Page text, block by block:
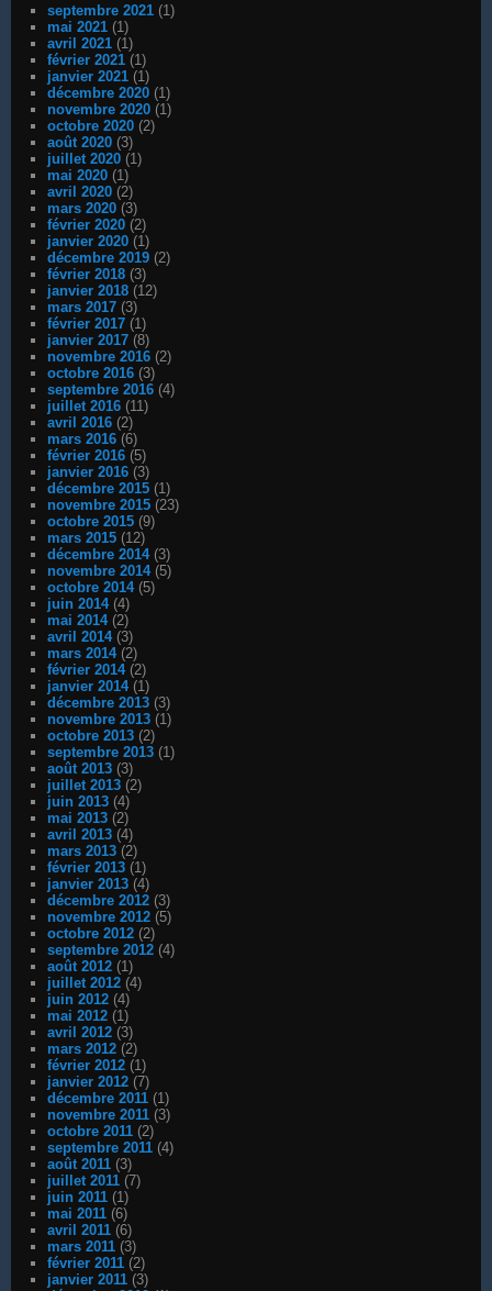
septembre 2021(1)
mai 2021(1)
avril 2021(1)
février 2021(1)
janvier 2021(1)
décembre 2020(1)
novembre 2020(1)
octobre 2020(2)
août 2020(3)
juillet 2020(1)
mai 2020(1)
avril 2020(2)
mars 2020(3)
février 2020(2)
janvier 2020(1)
décembre 2019(2)
février 2018(3)
janvier 2018(12)
mars 2017(3)
février 2017(1)
janvier 2017(8)
novembre 2016(2)
octobre 2016(3)
septembre 2016(4)
juillet 2016(11)
avril 2016(2)
mars 2016(6)
février 2016(5)
janvier 2016(3)
décembre 2015(1)
novembre 2015(23)
octobre 2015(9)
mars 2015(12)
décembre 2014(3)
novembre 2014(5)
octobre 2014(5)
juin 2014(4)
mai 2014(2)
avril 2014(3)
mars 2014(2)
février 2014(2)
janvier 2014(1)
décembre 2013(3)
novembre 2013(1)
octobre 2013(2)
septembre 2013(1)
août 2013(3)
juillet 2013(2)
juin 2013(4)
mai 2013(2)
avril 2013(4)
mars 2013(2)
février 2013(1)
janvier 2013(4)
décembre 2012(3)
novembre 2012(5)
octobre 2012(2)
septembre 2012(4)
août 2012(1)
juillet 2012(4)
juin 2012(4)
mai 2012(1)
avril 2012(3)
mars 2012(2)
février 2012(1)
janvier 2012(7)
décembre 2011(1)
novembre 2011(3)
octobre 2011(2)
septembre 2011(4)
août 2011(3)
juillet 2011(7)
juin 2011(1)
mai 2011(6)
avril 2011(6)
mars 2011(3)
février 2011(2)
janvier 2011(3)